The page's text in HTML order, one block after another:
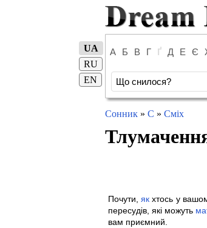
А Б В Г Ґ Д Е Є
UA
RU
EN
Сонник» С » Сміх
Почути, якхтось у
пересудів, які можуть
вам приємний.